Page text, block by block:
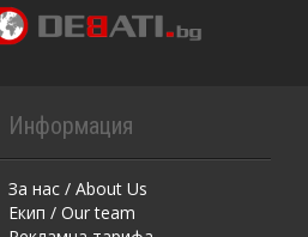
Информация
За нас / About Us
Екип / Our team